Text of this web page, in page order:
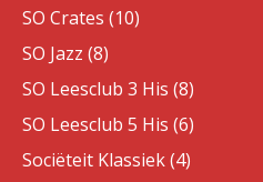
SO Crates (10)
SO Jazz (8)
SO Leesclub 3 His (8)
SO Leesclub 5 His (6)
Sociëteit Klassiek (4)